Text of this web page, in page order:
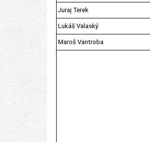
Juraj Terek
Lukáš Valaský
Maroš Vantroba